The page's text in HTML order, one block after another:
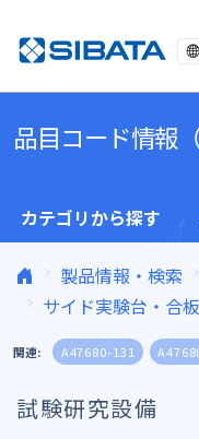
品目コード情報（
カテゴリから探す
製品情報・検索
サイド実験台・合
関連: A47680-131
試験研究設備